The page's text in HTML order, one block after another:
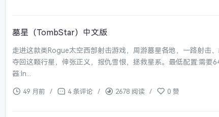
墓星（TombStar）中文版
走进这款类Rogue太空西部射击游戏，周游墓星各地，一路射击
夺回这颗行星，伸张正义，报仇雪恨，拯救星系。最低配置:需
器:In...
49 月前 / 4 条评论 / 2678 阅读 / 0 赞